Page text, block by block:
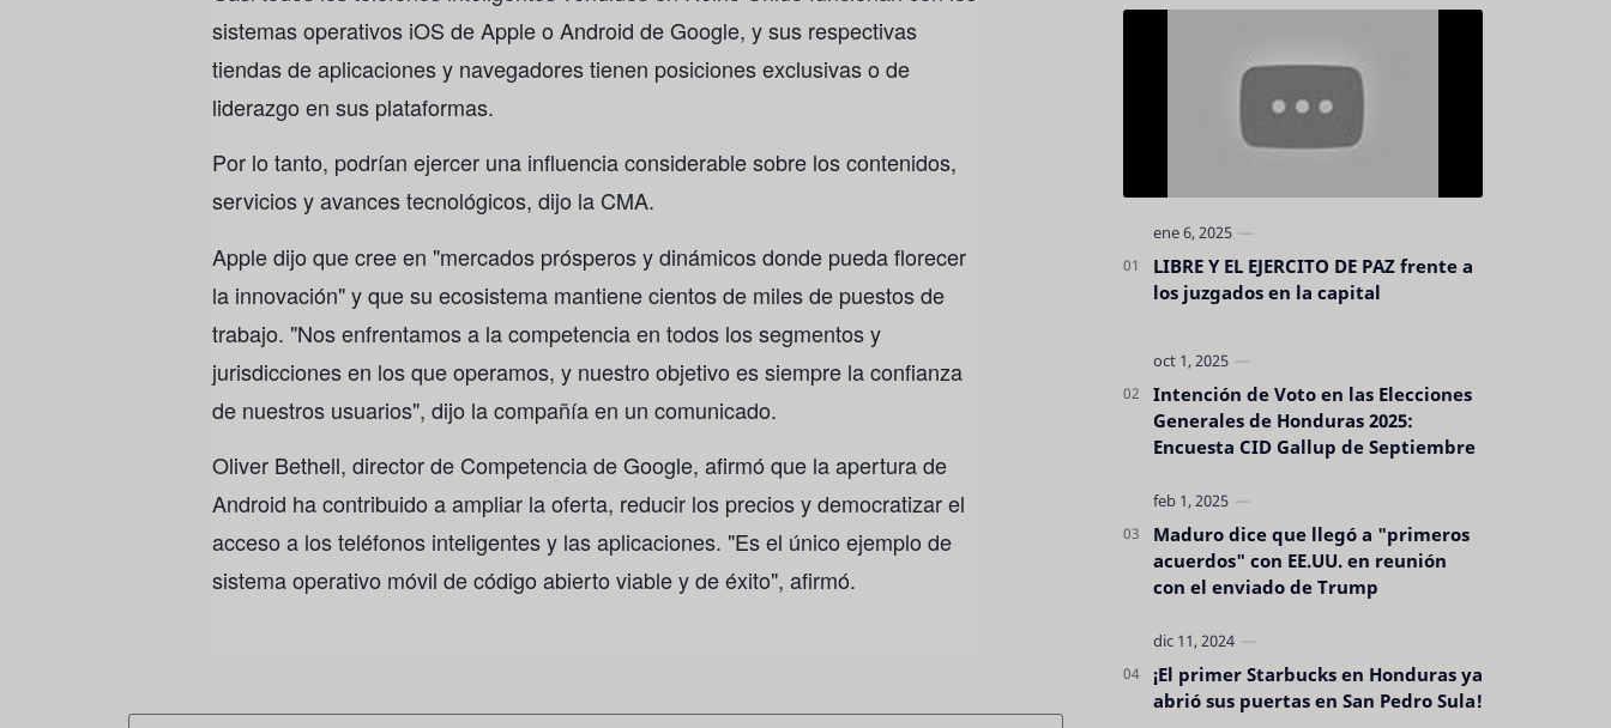
sistemas operativos iOS de Apple o Android de Google, y sus respectivas
tiendas de aplicaciones y navegadores tienen posiciones exclusivas o de
liderazgo en sus plataformas.
Por lo tanto, podrían ejercer una influencia considerable sobre los contenidos,
servicios y avances tecnológicos, dijo la CMA.
Apple dijo que cree en "mercados prósperos y dinámicos donde pueda florecer
la innovación" y que su ecosistema mantiene cientos de miles de puestos de
trabajo. "Nos enfrentamos a la competencia en todos los segmentos y
jurisdicciones en los que operamos, y nuestro objetivo es siempre la confianza
de nuestros usuarios", dijo la compañía en un comunicado.
Oliver Bethell, director de Competencia de Google, afirmó que la apertura de
Android ha contribuido a ampliar la oferta, reducir los precios y democratizar el
acceso a los teléfonos inteligentes y las aplicaciones. "Es el único ejemplo de
sistema operativo móvil de código abierto viable y de éxito", afirmó.
LIBRE Y EL EJERCITO DE PAZ frente a
los juzgados en la capital
Intención de Voto en las Elecciones
Generales de Honduras 2025:
Encuesta CID Gallup de Septiembre
Maduro dice que llegó a "primeros
acuerdos" con EE.UU. en reunión
con el enviado de Trump
¡El primer Starbucks en Honduras ya
abrió sus puertas en San Pedro Sula!